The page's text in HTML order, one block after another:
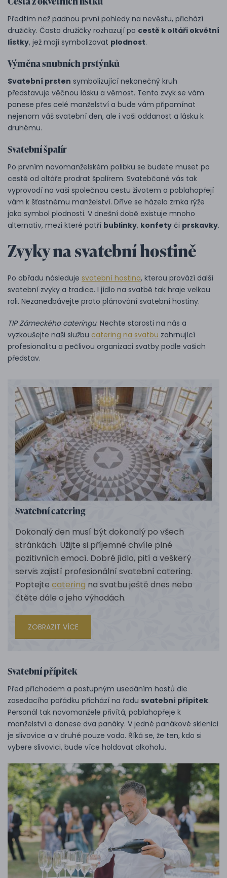
Předtím než padnou první pohledy na nevěstu, přichází
družičky. Často družičky rozhazují po cestě k oltáři okvětní
lístky, jež mají symbolizovat plodnost.
Výměna snubních prstýnků
Svatební prsten symbolizující nekonečný kruh
představuje věčnou lásku a věrnost. Tento zvyk se vám
ponese přes celé manželství a bude vám připomínat
nejenom váš svatební den, ale i vaši oddanost a lásku k
druhému.
Svatební špalír
Po prvním novomanželském polibku se budete muset po
cestě od oltáře prodrat špalírem. Svatebčané vás tak
vyprovodí na vaši společnou cestu životem a poblahopřejí
vám k šťastnému manželství. Dříve se házela zrnka rýže
jako symbol plodnosti. V dnešní době existuje mnoho
alternativ, mezi které patří bublinky, konfety či prskavky.
Zvyky na svatební hostině
Po obřadu následuje svatební hostina, kterou provází další
svatební zvyky a tradice. I jídlo na svatbě tak hraje velkou
roli. Nezanedbávejte proto plánování svatební hostiny.
TIP Zámeckého cateringu: Nechte starosti na nás a
vyzkoušejte naši službu catering na svatbu zahrnující
profesionalitu a pečlivou organizaci svatby podle vašich
představ.
Svatební catering
Dokonalý den musí být dokonalý po všech
stránkách. Užijte si příjemné chvíle plné
pozitivních emocí. Dobré jídlo, pití a veškerý
servis zajistí profesionální svatební catering.
Poptejte catering na svatbu ještě dnes nebo
čtěte dále o jeho výhodách.
ZOBRAZIT VÍCE
Svatební přípitek
Před příchodem a postupným usedáním hostů dle
zasedacího pořádku přichází na řadu svatební přípitek.
Personál tak novomanžele přivítá, poblahopřeje k
manželství a donese dva panáky. V jedné panákové sklenici
je slivovice a v druhé pouze voda. Říká se, že ten, kdo si
vybere slivovici, bude více holdovat alkoholu.